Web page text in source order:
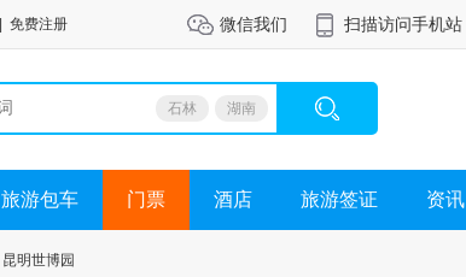
免费注册 微信我们 扫描访问手机站
石林 湖南
旅游包车 门票 酒店 旅游签证 资讯
昆明世博园